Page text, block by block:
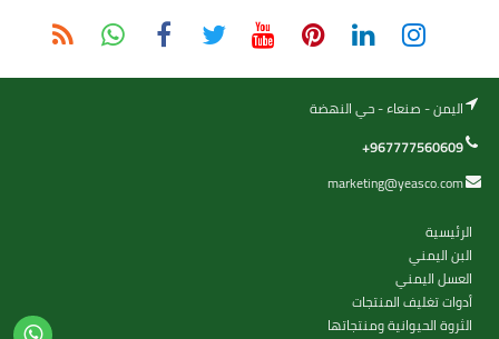
اليمن - صنعاء - حي النهضة
+967777560609
marketing@yeasco.com
الرئيسية
البن اليمني
العسل اليمني
أدوات تغليف المنتجات
الثروة الحيوانية ومنتجاتها